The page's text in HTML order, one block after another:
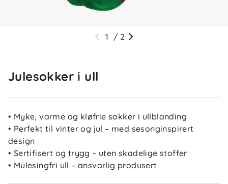
1 / 2
Julesokker i ull
• Myke, varme og kløfrie sokker i ullblanding
• Perfekt til vinter og jul – med sesonginspirert
design
• Sertifisert og trygg – uten skadelige stoffer
• Mulesingfri ull – ansvarlig produsert